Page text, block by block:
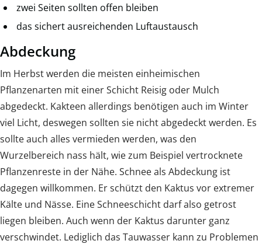
zwei Seiten sollten offen bleiben
das sichert ausreichenden Luftaustausch
Abdeckung
Im Herbst werden die meisten einheimischen
Pflanzenarten mit einer Schicht Reisig oder Mulch
abgedeckt. Kakteen allerdings benötigen auch im Winter
viel Licht, deswegen sollten sie nicht abgedeckt werden. Es
sollte auch alles vermieden werden, was den
Wurzelbereich nass hält, wie zum Beispiel vertrocknete
Pflanzenreste in der Nähe. Schnee als Abdeckung ist
dagegen willkommen. Er schützt den Kaktus vor extremer
Kälte und Nässe. Eine Schneeschicht darf also getrost
liegen bleiben. Auch wenn der Kaktus darunter ganz
verschwindet. Lediglich das Tauwasser kann zu Problemen